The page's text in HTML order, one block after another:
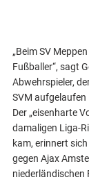
„Beim SV
Fußballer“, sagt
Abwehrspieler,
SVM
Der „eisenharte
damaligen Liga-
kam, erinnert
gegen Ajax
niederländischen